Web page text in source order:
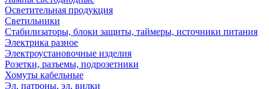
Осветительная продукция
Светильники
Стабилизаторы, блоки защиты, таймеры, источники питания
Электрика разное
Электроустановочные изделия
Розетки, разъемы, подрозетники
Хомуты кабельные
Эл. патроны, эл. вилки